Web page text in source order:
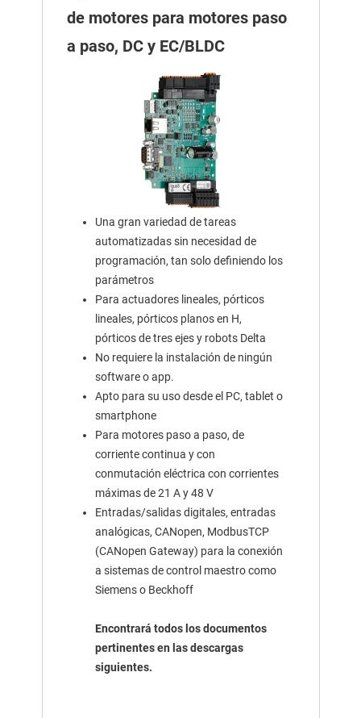
de motores para motores paso
a paso, DC y EC/BLDC
Una gran variedad de tareas
automatizadas sin necesidad de
programación, tan solo definiendo los
parámetros
Para actuadores lineales, pórticos
lineales, pórticos planos en H,
pórticos de tres ejes y robots Delta
No requiere la instalación de ningún
software o app.
Apto para su uso desde el PC, tablet o
smartphone
Para motores paso a paso, de
corriente continua y con
conmutación eléctrica con corrientes
máximas de 21 A y 48 V
Entradas/salidas digitales, entradas
analógicas, CANopen, ModbusTCP
(CANopen Gateway) para la conexión
a sistemas de control maestro como
Siemens o Beckhoff
Encontrará todos los documentos
pertinentes en las descargas
siguientes.